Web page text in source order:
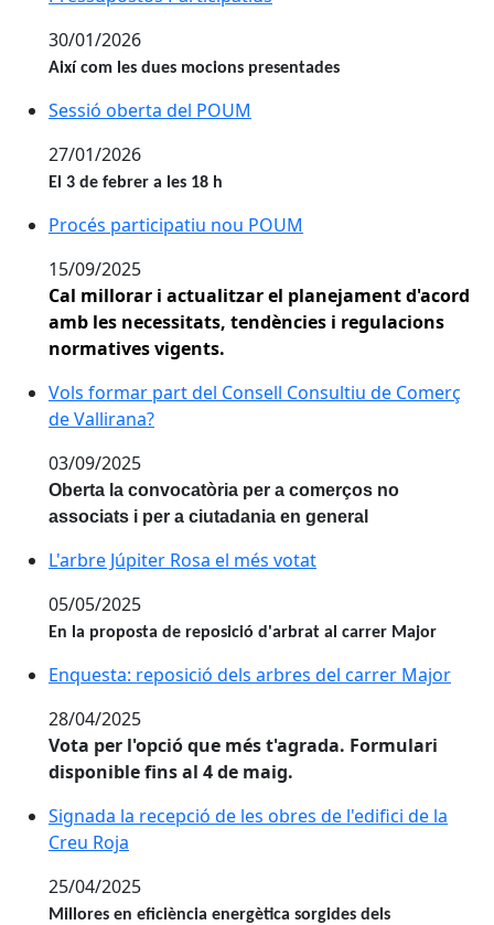
30/01/2026
Així com les dues mocions presentades
Sessió oberta del POUM
Sessió oberta del POUM
27/01/2026
El 3 de febrer a les 18 h
Procés participatiu nou POUM
Procés participatiu nou POUM
15/09/2025
Cal millorar i actualitzar el planejament d'acord
amb les necessitats, tendències i regulacions
normatives vigents.
Vols formar part del Consell Consultiu de Comerç de
Vols formar part del Consell Consultiu de Comerç
de Vallirana?
03/09/2025
Oberta la convocatòria per a comerços no
associats i per a ciutadania en general
L'arbre Júpiter Rosa el més votat
L'arbre Júpiter Rosa el més votat
05/05/2025
En la proposta de reposició d'arbrat al carrer Major
Enquesta: reposició dels arbres del carrer Major
Enquesta: reposició dels arbres del carrer Major
28/04/2025
Vota per l'opció que més t'agrada. Formulari
disponible fins al 4 de maig.
Signada la recepció de les obres de l'edifici de la Creu
Signada la recepció de les obres de l'edifici de la
Creu Roja
25/04/2025
Millores en eficiència energètica sorgides dels